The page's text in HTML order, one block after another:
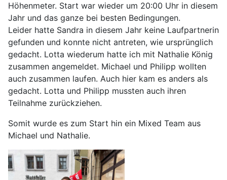
Höhenmeter. Start war wieder um 20:00 Uhr in diesem
Jahr und das ganze bei besten Bedingungen.
Leider hatte Sandra in diesem Jahr keine Laufpartnerin
gefunden und konnte nicht antreten, wie ursprünglich
gedacht. Lotta wiederum hatte ich mit Nathalie König
zusammen angemeldet. Michael und Philipp wollten
auch zusammen laufen. Auch hier kam es anders als
gedacht. Lotta und Philipp mussten auch ihren
Teilnahme zurückziehen.
Somit wurde es zum Start hin ein Mixed Team aus
Michael und Nathalie.